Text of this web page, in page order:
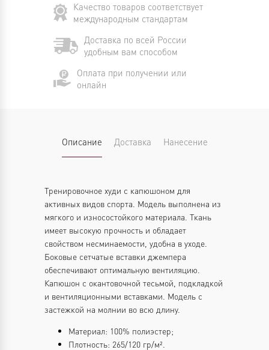
Качество товаров соответствует
международным стандартам
Доставка по всей России
удобным вам способом
Оплата при получении или
онлайн
Описание Доставка Нанесение
Тренировочное худи с капюшоном для
активных видов спорта. Модель выполнена из
мягкого и износостойкого материала. Ткань
имеет высокую прочность и обладает
свойством несминаемости, удобна в уходе.
Боковые сетчатые вставки джемпера
обеспечивают оптимальную вентиляцию.
Капюшон с окантовочной тесьмой, подкладкой
и вентиляционными вставками. Модель с
застежкой на молнии во всю длину.
Материал: 100% полиэстер;
Плотность: 265/120 гр/м².